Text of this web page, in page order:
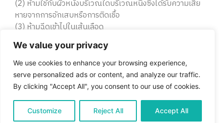
We value your privacy
We use cookies to enhance your browsing experience,
serve personalized ads or content, and analyze our traffic.
By clicking "Accept All", you consent to our use of cookies.
Customize Reject All Accept All
(2) ห้ามใช้กับผิวหนังบริเวณใดบริเวณหนึ่งซึ่งได้รับความเสีย
หายจากการอักเสบหรือการติดเชื้อ
(3) ห้ามฉีดเข้าไปในเส้นเลือด
(4) อย่าใช้ปริมาณมากเกินไป
(5) ไม่แนะนําให้ใช้สําหรับผู้ป่วยต่อไปนี้
– ผู้ป่วยที่ใช้ยาต้านการอักเสบที่ไม่ใช่สเตียรอยด์ (NSAIDs),
– ยาเกี่ยวกับการแข็งตัวของเลือด, ยาต้านการ แข็งตัวของ
เลือด, ยากดภูมิคุ้มกัน ฯลฯ
– ผู้ป่วยที่เป็นโรคภูมิแพ้ (Allergic disease), โรคแพ้ภูมิตัว
เอง (Autoimmune disease), มะเร็งเนื้อเยื่ออ่อน (Sarcoma)
Thai